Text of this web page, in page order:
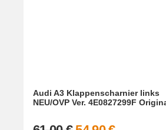
Audi A3 Klappenscharnier links
NEU/OVP Ver. 4E0827299F